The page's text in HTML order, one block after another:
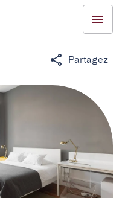
Partagez